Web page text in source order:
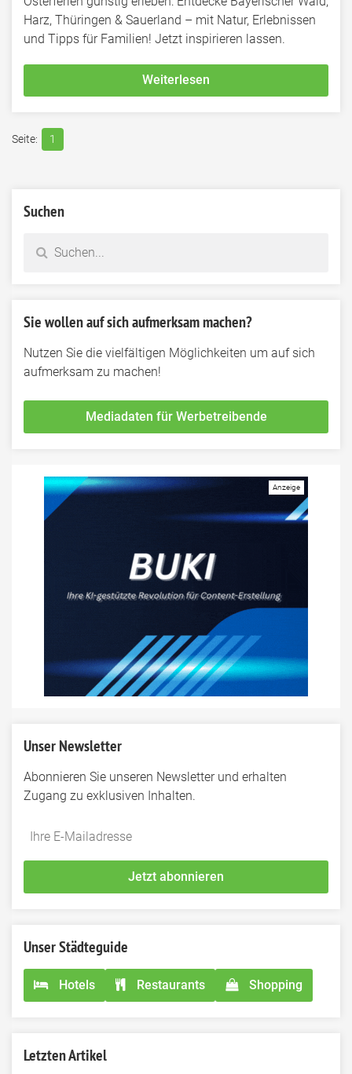
Harz, Thüringen & Sauerland – mit Natur, Erlebnissen
und Tipps für Familien! Jetzt inspirieren lassen.
Weiterlesen
1
Suchen
Sie wollen auf sich aufmerksam machen?
Nutzen Sie die vielfältigen Möglichkeiten um auf sich
aufmerksam zu machen!
Mediadaten für Werbetreibende
Unser Newsletter
Abonnieren Sie unseren Newsletter und erhalten
Zugang zu exklusiven Inhalten.
Do
fill
*Ihre
Mailadresse:
Jetzt abonnieren
Unser Städteguide
Hotels Restaurants Shopping
Letzten Artikel